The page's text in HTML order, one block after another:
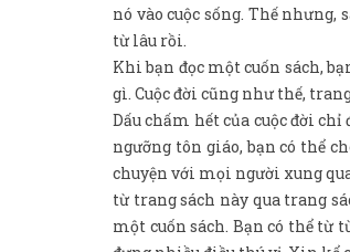
nó vào cuộc sống. Thế
từ lâu rồi.
Khi bạn đọc một cuốn sách,
gì. Cuộc đời cũng như thế,
Dấu chấm hết của cuộc đời
ngưỡng tôn giáo, bạn có thể
chuyện với mọi người xung
từ trang sách này qua trang
một cuốn sách. Bạn có thể từ